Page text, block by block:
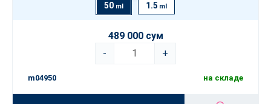
50 ml 1.5 ml
489 000 сум
-
+
m04950 на складе